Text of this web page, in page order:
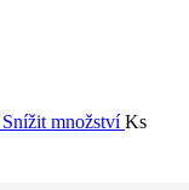
Snížit množstvíKs